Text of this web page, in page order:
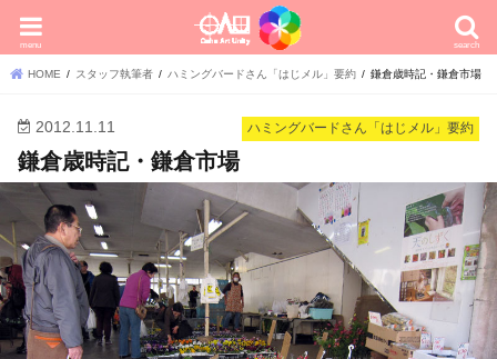
search
menu
HOME スタッフ執筆者 ハミングバードさん「はじメル」要約 鎌倉歳時記・鎌倉市場
ハミングバードさん「はじメル」要約
2012.11.11
鎌倉歳時記・鎌倉市場